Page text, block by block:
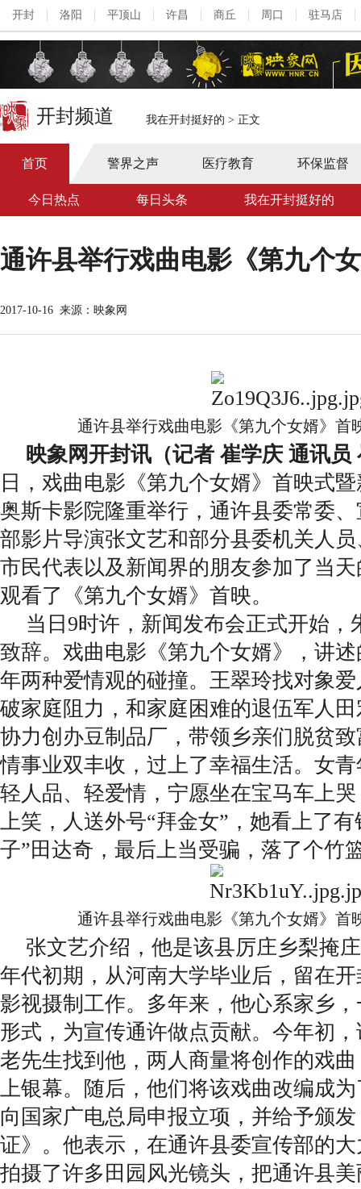
开封 洛阳 平顶山 许昌 商丘 周口 驻马店
开封频道 我在开封挺好的 > 正文
首页 警界之声 医疗教育 环保监督
今日热点 每日头条 我在开封挺好的
通许县举行戏曲电影《第九个
2017-10-16 来源：映象网
通许县举行戏曲电影《第九个女婿》首
映象网开封讯（记者 崔学庆 通讯员
日，戏曲电影《第九个女婿》首映式
奥斯卡影院隆重举行，通许县委常委
部影片导演张文艺和部分县委机关人
市民代表以及新闻界的朋友参加了当
观看了《第九个女婿》首映。
当日9时许，新闻发布会正式开始，
致辞。戏曲电影《第九个女婿》，讲
年两种爱情观的碰撞。王翠玲找对象
破家庭阻力，和家庭困难的退伍军人
协力创办豆制品厂，带领乡亲们脱贫
情事业双丰收，过上了幸福生活。女
轻人品、轻爱情，宁愿坐在宝马车上
上笑，人送外号“拜金女”，她看上了
子”田达奇，最后上当受骗，落了个竹
通许县举行戏曲电影《第九个女婿》首
张文艺介绍，他是该县厉庄乡梨掩
年代初期，从河南大学毕业后，留在
影视摄制工作。多年来，他心系家乡
形式，为宣传通许做点贡献。今年初
老先生找到他，两人商量将创作的戏
上银幕。随后，他们将该戏曲改编成
向国家广电总局申报立项，并给予颁
证》。他表示，在通许县委宣传部的
拍摄了许多田园风光镜头，把通许县